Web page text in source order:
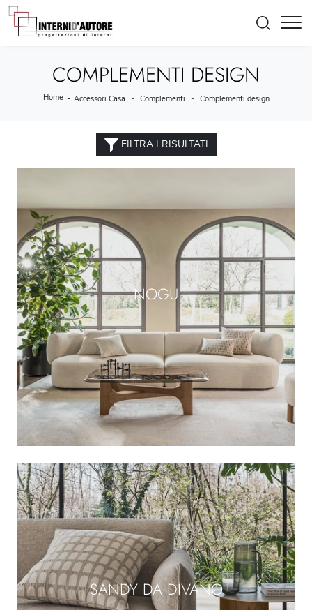
COMPLEMENTI DESIGN
Home - Accessori Casa - Complementi - Complementi design
FILTRA I RISULTATI
NOGU
SANDY DA DIVANO